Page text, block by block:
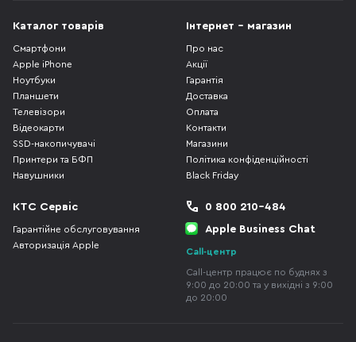
Каталог товарів
Смартфони
Apple iPhone
Ноутбуки
Планшети
Телевізори
Відеокарти
SSD-накопичувачі
Принтери та БФП
Навушники
Інтернет - магазин
Про нас
Акції
Гарантія
Доставка
Оплата
Контакти
Магазини
Політика конфіденційності
Black Friday
КТС Сервіс
Гарантійне обслуговування
Авторизація Apple
0 800 210-484
Apple Business Chat
Call-центр
Call-центр працює по буднях з
9:00 до 20:00 та у вихідні з 9:00
до 20:00